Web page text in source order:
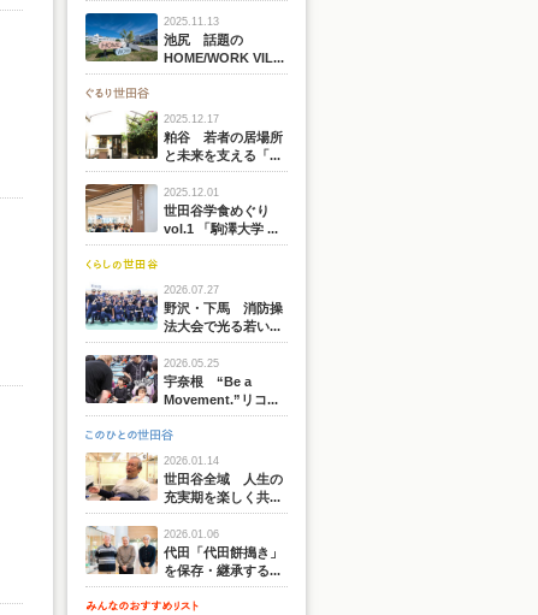
2025.11.13
池尻 話題の
HOME/WORK VIL...
2025.12.17
粕谷 若者の居場所
と未来を支える「...
2025.12.01
世田谷学食めぐり
vol.1 「駒澤大学 ...
2026.07.27
野沢・下馬 消防操
法大会で光る若い...
2026.05.25
宇奈根 “Be a
Movement.”リコ...
2026.01.14
世田谷全域 人生の
充実期を楽しく共...
2026.01.06
代田「代田餅搗き」
を保存・継承する...